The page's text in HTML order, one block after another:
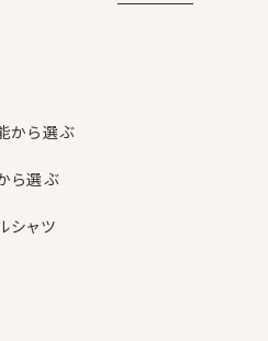
から選ぶ
ら選ぶ
シャツ